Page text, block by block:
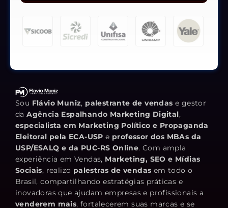
Sou Flávio Muniz, palestrante de vendas e gestor
daAgência Espalhando Marketing Digital,
especialista em Marketing Político e Propaganda
Eleitoral pela ECA-USP e professor dos MBAs da
USP/ESALQ e da PUC-RS Online. Com ampla
experiência em Vendas, Marketing, SEO e Mídias
Sociais, realizo palestras de vendas em todo o
Brasil, compartilhando estratégias práticas e
inovadoras que ajudam empresas e profissionais a
venderem mais, fortalecerem suas marcas e se